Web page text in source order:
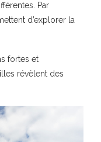
Par
d’explorer la
fortes et
révèlent des